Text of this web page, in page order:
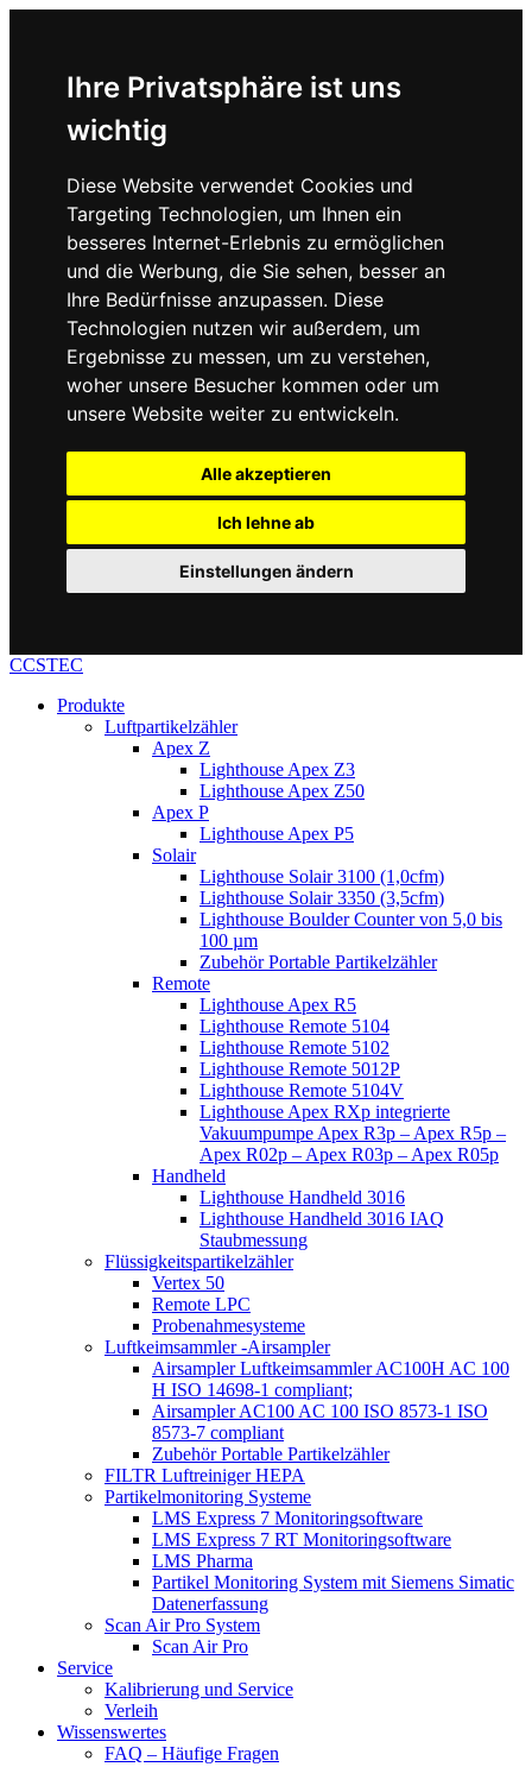
Ihre Privatsphäre ist uns
wichtig
Diese Website verwendet Cookies und
Targeting Technologien, um Ihnen ein
besseres Internet-Erlebnis zu ermöglichen
und die Werbung, die Sie sehen, besser an
Ihre Bedürfnisse anzupassen. Diese
Technologien nutzen wir außerdem, um
Ergebnisse zu messen, um zu verstehen,
woher unsere Besucher kommen oder um
unsere Website weiter zu entwickeln.
Alle akzeptieren
Ich lehne ab
Einstellungen ändern
CCSTEC
Produkte
Luftpartikelzähler
Apex Z
Lighthouse Apex Z3
Lighthouse Apex Z50
Apex P
Lighthouse Apex P5
Solair
Lighthouse Solair 3100 (1,0cfm)
Lighthouse Solair 3350 (3,5cfm)
Lighthouse Boulder Counter von 5,0 bis
100 µm
Zubehör Portable Partikelzähler
Remote
Lighthouse Apex R5
Lighthouse Remote 5104
Lighthouse Remote 5102
Lighthouse Remote 5012P
Lighthouse Remote 5104V
Lighthouse Apex RXp integrierte
Vakuumpumpe Apex R3p – Apex R5p –
Apex R02p – Apex R03p – Apex R05p
Handheld
Lighthouse Handheld 3016
Lighthouse Handheld 3016 IAQ
Staubmessung
Flüssigkeitspartikelzähler
Vertex 50
Remote LPC
Probenahmesysteme
Luftkeimsammler -Airsampler
Airsampler Luftkeimsammler AC100H AC 100
H ISO 14698-1 compliant;
Airsampler AC100 AC 100 ISO 8573-1 ISO
8573-7 compliant
Zubehör Portable Partikelzähler
FILTR Luftreiniger HEPA
Partikelmonitoring Systeme
LMS Express 7 Monitoringsoftware
LMS Express 7 RT Monitoringsoftware
LMS Pharma
Partikel Monitoring System mit Siemens Simatic
Datenerfassung
Scan Air Pro System
Scan Air Pro
Service
Kalibrierung und Service
Verleih
Wissenswertes
FAQ – Häufige Fragen